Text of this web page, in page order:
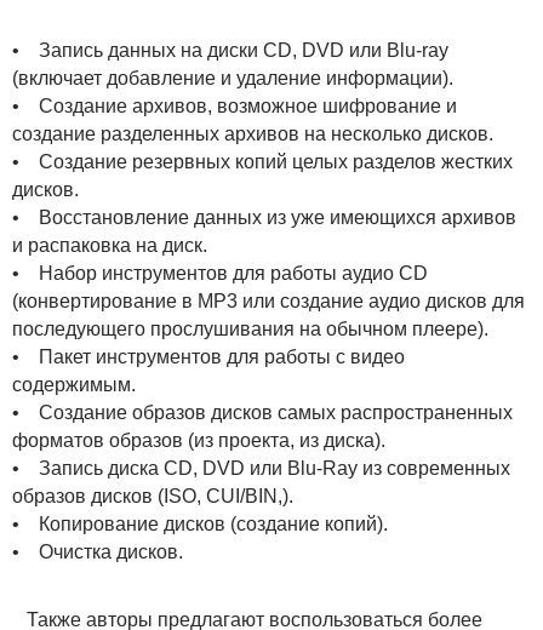
• Запись данных на диски CD, DVD или Blu-ray
(включает добавление и удаление информации).
• Создание архивов, возможное шифрование и
создание разделенных архивов на несколько дисков.
• Создание резервных копий целых разделов жестких
дисков.
• Восстановление данных из уже имеющихся архивов
и распаковка на диск.
• Набор инструментов для работы аудио CD
(конвертирование в MP3 или создание аудио дисков для
последующего прослушивания на обычном плеере).
• Пакет инструментов для работы с видео
содержимым.
• Создание образов дисков самых распространенных
форматов образов (из проекта, из диска).
• Запись диска CD, DVD или Blu-Ray из современных
образов дисков (ISO, CUI/BIN,).
• Копирование дисков (создание копий).
• Очистка дисков.
Также авторы предлагают воспользоваться более